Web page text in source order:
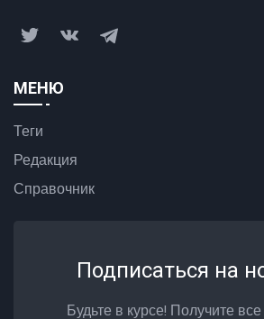
МЕНЮ
Теги
Редакция
Справочник
Подписаться на
Будьте в курсе! Получите